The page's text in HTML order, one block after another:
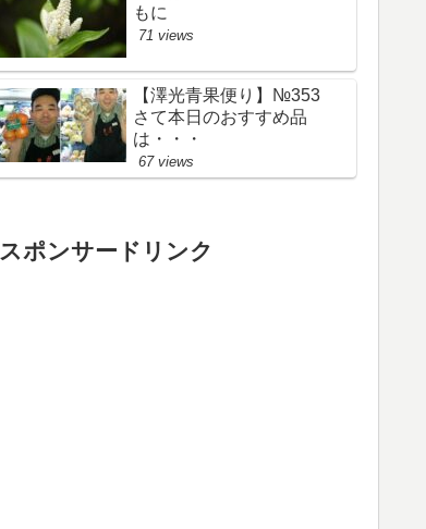
もに
71 views
【澤光青果便り】№353
さて本日のおすすめ品
は・・・
67 views
スポンサードリンク